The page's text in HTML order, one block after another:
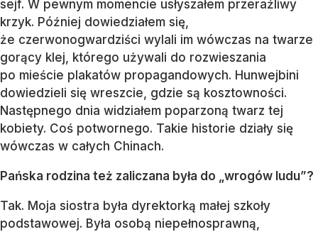
sejf. W pewnym momencie usłyszałem przeraźliwy
krzyk. Później dowiedziałem się,
że czerwonogwardziści wylali im wówczas na twarze
gorący klej, którego używali do rozwieszania
po mieście plakatów propagandowych. Hunwejbini
dowiedzieli się wreszcie, gdzie są kosztowności.
Następnego dnia widziałem poparzoną twarz tej
kobiety. Coś potwornego. Takie historie działy się
wówczas w całych Chinach.
Pańska rodzina też zaliczana była do „wrogów ludu”?
Tak. Moja siostra była dyrektorką małej szkoły
podstawowej. Była osobą niepełnosprawną,